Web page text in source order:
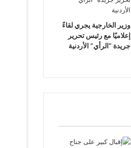
وزير الخارجية يجري لقاءً
إعلاميًا مع رئيس تحرير
جريدة “الرأي” الأردنية